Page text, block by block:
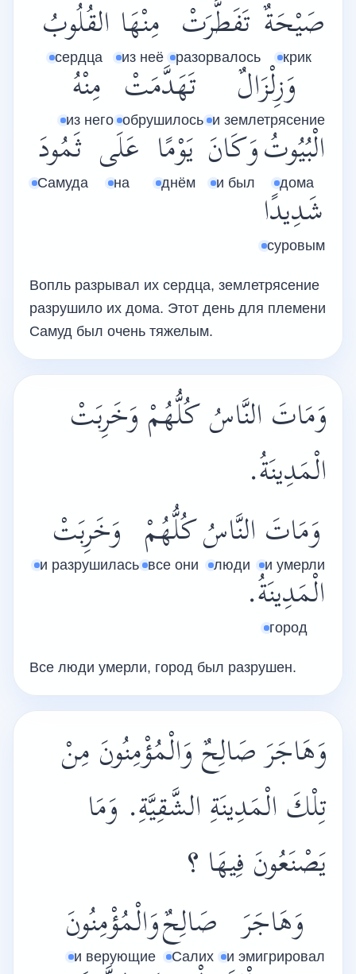
صَيْحَةٌ
крик
تَفَطَّرَتْ
разорвалось
مِنْهَا
из неё
القُلُوبُ
сердца
وَزِلْزَالٌ
и землетрясение
تَهَدَّمَتْ
обрушилось
مِنْهُ
из него
الْبُيُوتُ
дома
وَكَانَ
и был
يَوْمًا
днём
عَلَى
на
ثَمُودَ
Самуда
شَدِيدًا
суровым
Вопль разрывал их сердца, землетрясение
разрушило их дома. Этот день для племени
Самуд был очень тяжелым.
وَمَاتَ النَّاسُ كُلُّهُمْ وَخَرِبَتْ
الْمَدِينَةُ.
وَمَاتَ
и умерли
النَّاسُ
люди
كُلُّهُمْ
все они
وَخَرِبَتْ
и разрушилась
الْمَدِينَةُ.
город
Все люди умерли, город был разрушен.
وَهَاجَرَ صَالِحٌ وَالْمُؤْمِنُونَ مِنْ
تِلْكَ الْمَدِينَةِ الشَّقِيَّةِ. وَمَا
يَصْنَعُونَ فِيهَا ؟
وَهَاجَرَ
и эмигрировал
صَالِحٌ
Салих
وَالْمُؤْمِنُونَ
и верующие